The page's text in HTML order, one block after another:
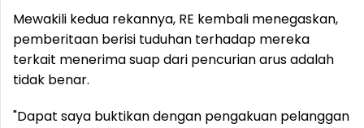
Mewakili kedua rekannya, RE kembali menegaskan,
pemberitaan berisi tuduhan terhadap mereka
terkait menerima suap dari pencurian arus adalah
tidak benar.
"Dapat saya buktikan dengan pengakuan pelanggan